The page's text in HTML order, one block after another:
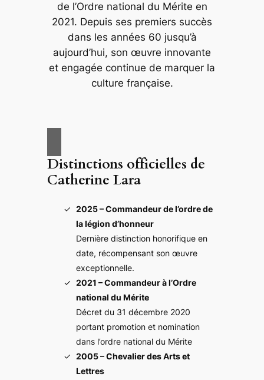
de l’Ordre national du Mérite en
2021. Depuis ses premiers succès
dans les années 60 jusqu’à
aujourd’hui, son œuvre innovante
et engagée continue de marquer la
culture française.
Distinctions officielles de
Catherine Lara
2025 – Commandeur de l’ordre de
la légion d’honneur
Dernière distinction honorifique en
date, récompensant son œuvre
exceptionnelle.
2021 – Commandeur à l’Ordre
national du Mérite
Décret du 31 décembre 2020
portant promotion et nomination
dans l’ordre national du Mérite
2005 – Chevalier des Arts et
Lettres